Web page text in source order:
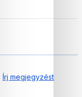
Írj megjegyzést